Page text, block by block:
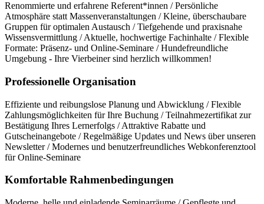
Renommierte und erfahrene Referent*innen / Persönliche
Atmosphäre statt Massenveranstaltungen / Kleine, überschaubare
Gruppen für optimalen Austausch / Tiefgehende und praxisnahe
Wissensvermittlung / Aktuelle, hochwertige Fachinhalte / Flexible
Formate: Präsenz- und Online-Seminare / Hundefreundliche
Umgebung - Ihre Vierbeiner sind herzlich willkommen!
Professionelle Organisation
Effiziente und reibungslose Planung und Abwicklung / Flexible
Zahlungsmöglichkeiten für Ihre Buchung / Teilnahmezertifikat zur
Bestätigung Ihres Lernerfolgs / Attraktive Rabatte und
Gutscheinangebote / Regelmäßige Updates und News über unseren
Newsletter / Modernes und benutzerfreundliches Webkonferenztool
für Online-Seminare
Komfortable Rahmenbedingungen